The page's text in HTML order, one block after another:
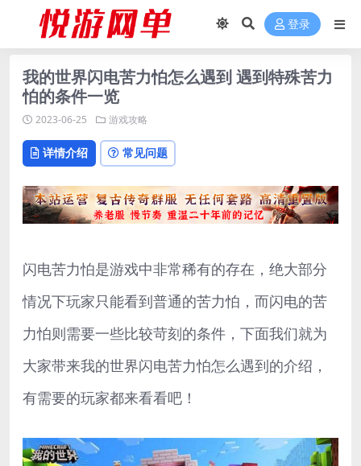
登录
我的世界闪电苦力怕怎么遇到 遇到特殊苦力
怕的条件一览
2023-06-25 游戏攻略
详情介绍 常见问题
闪电苦力怕是游戏中非常稀有的存在，绝大部分
情况下玩家只能看到普通的苦力怕，而闪电的苦
力怕则需要一些比较苛刻的条件，下面我们就为
大家带来我的世界闪电苦力怕怎么遇到的介绍，
有需要的玩家都来看看吧！